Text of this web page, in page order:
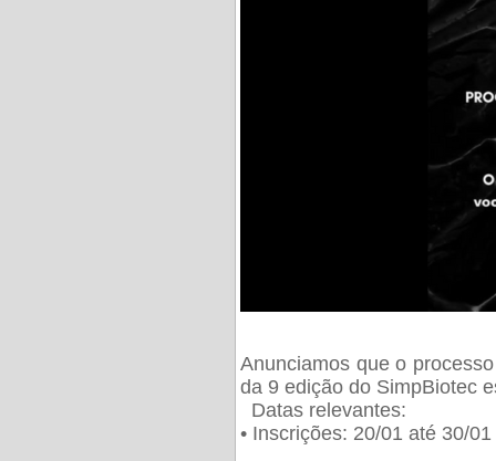
Anunciamos que o
da 9 edição do SimpBiotec
Datas relevantes:
• Inscrições: 20/01 até 30/01